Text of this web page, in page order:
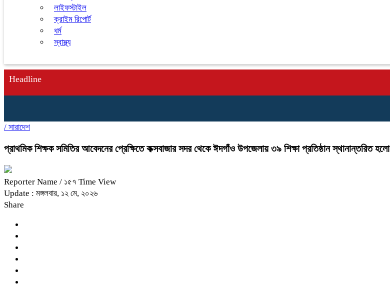
লাইফস্টাইল
ক্রাইম রিপোর্ট
ধর্ম
স্বাস্থ্য
Headline
/ সারাদেশ
প্রাথমিক শিক্ষক সমিতির আবেদনের প্রেক্ষিতে কক্সবাজার সদর থেকে ঈদগাঁও উপজেলায় ৩৯ শিক্ষা প্রতিষ্ঠান স্থানান্তরিত হলো
Reporter Name / ১৫৭ Time View
Update : মঙ্গলবার, ১২ মে, ২০২৬
Share